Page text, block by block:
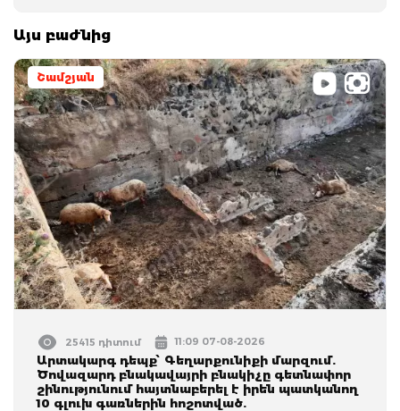
Այս բաժնից
Շամշյան
25415 դիտում 11:09 07-08-2026
Արտակարգ դեպք՝ Գեղարքունիքի մարզում.
Ծովազարդ բնակավայրի բնակիչը գետնափոր
շինությունում հայտնաբերել է իրեն պատկանող
10 գլուխ գառներին հոշոտված.